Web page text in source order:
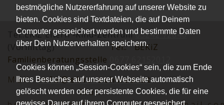
bestmögliche Nutzererfahrung auf unserer Website zu
bieten. Cookies sind Textdateien, die auf Deinem
Computer gespeichert werden und bestimmte Daten
über Dein Nutzerverhalten speichern.
Cookies können „Session-Cookies“ sein, die zum Ende
Ihres Besuches auf unserer Webseite automatisch
gelöscht werden oder persistente Cookies, die für eine
gewisse Dauer auf ihrem Computer gespeichert
Tel.:EKiZ Eltern -Kind-Zentrum 05242 72848
(Vormittag)Tel.:BEKiZ
Familienberatungsstelle
Mail: info@ekiz-schwaz.at
Mail: